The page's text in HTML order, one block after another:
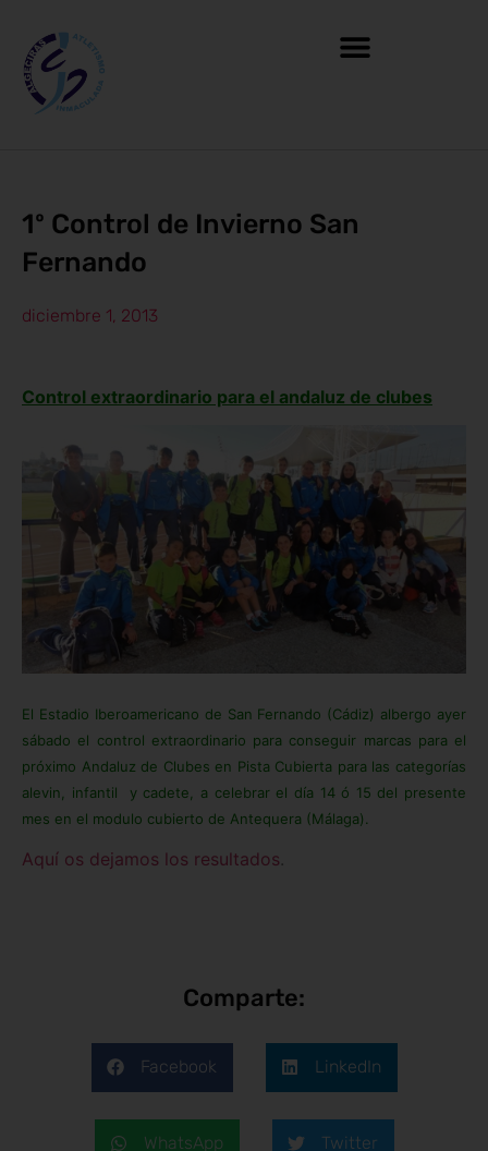
1º Control de Invierno San
Fernando
diciembre 1, 2013
Control extraordinario para el andaluz de clubes
El Estadio Iberoamericano de San Fernando (Cádiz) albergo ayer
sábado el control extraordinario para conseguir marcas para el
próximo Andaluz de Clubes en Pista Cubierta para las categorías
alevin, infantil y cadete, a celebrar el día 14 ó 15 del presente
mes en el modulo cubierto de Antequera (Málaga).
Aquí os dejamos los resultados.
Comparte:
Facebook LinkedIn
WhatsApp Twitter